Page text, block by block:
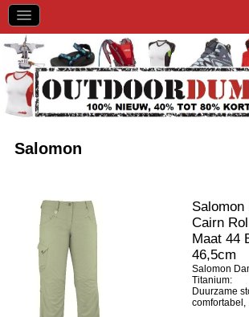
Salomon
Salomon
Cairn
Maat 44
46,5cm
Salomon
Titanium:
Duurzame
comfortabel,